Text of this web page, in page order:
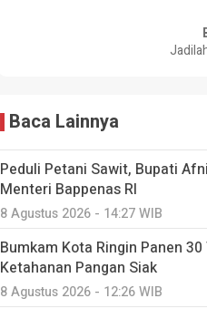
Baca Lainnya
Peduli Petani Sawit, Bupati
Menteri Bappenas RI
8 Agustus 2026 - 14:27 WIB
Bumkam Kota Ringin Panen
Ketahanan Pangan Siak
8 Agustus 2026 - 12:26 WIB